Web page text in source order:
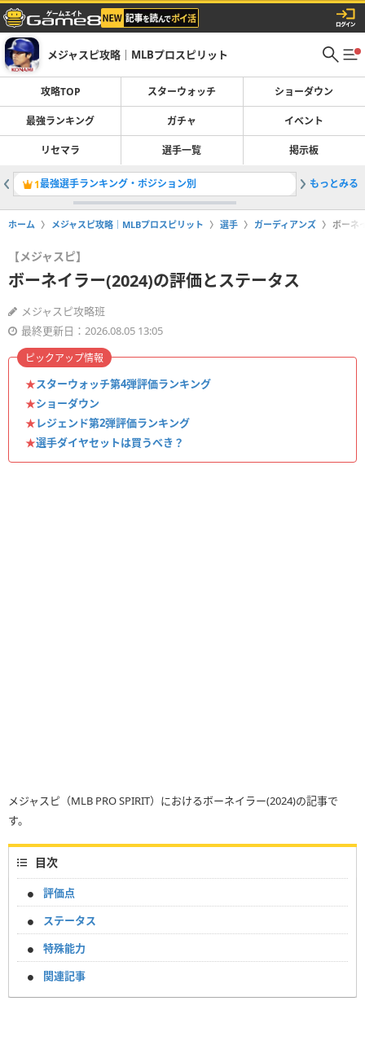
メジャスピ攻略｜MLBプロスピリット
攻略TOP スターウォッチ ショーダウン
最強ランキング ガチャ イベント
リセマラ 選手一覧 掲示板
1最強選手ランキング・ポジション別 2ショー
もっとみる
ホーム メジャスピ攻略｜MLBプロスピリット 選手 ガーディアンズ ボーネ
【メジャスピ】
ボーネイラー(2024)の評価とステータス
メジャスピ攻略班
最終更新日：2026.08.05 13:05
★スターウォッチ第4弾評価ランキング
★ショーダウン
★レジェンド第2弾評価ランキング
★選手ダイヤセットは買うべき？
ピックアップ情報
メジャスピ（MLB PRO SPIRIT）におけるボーネイラー(2024)の記事で
す。
目次
評価点
ステータス
特殊能力
関連記事